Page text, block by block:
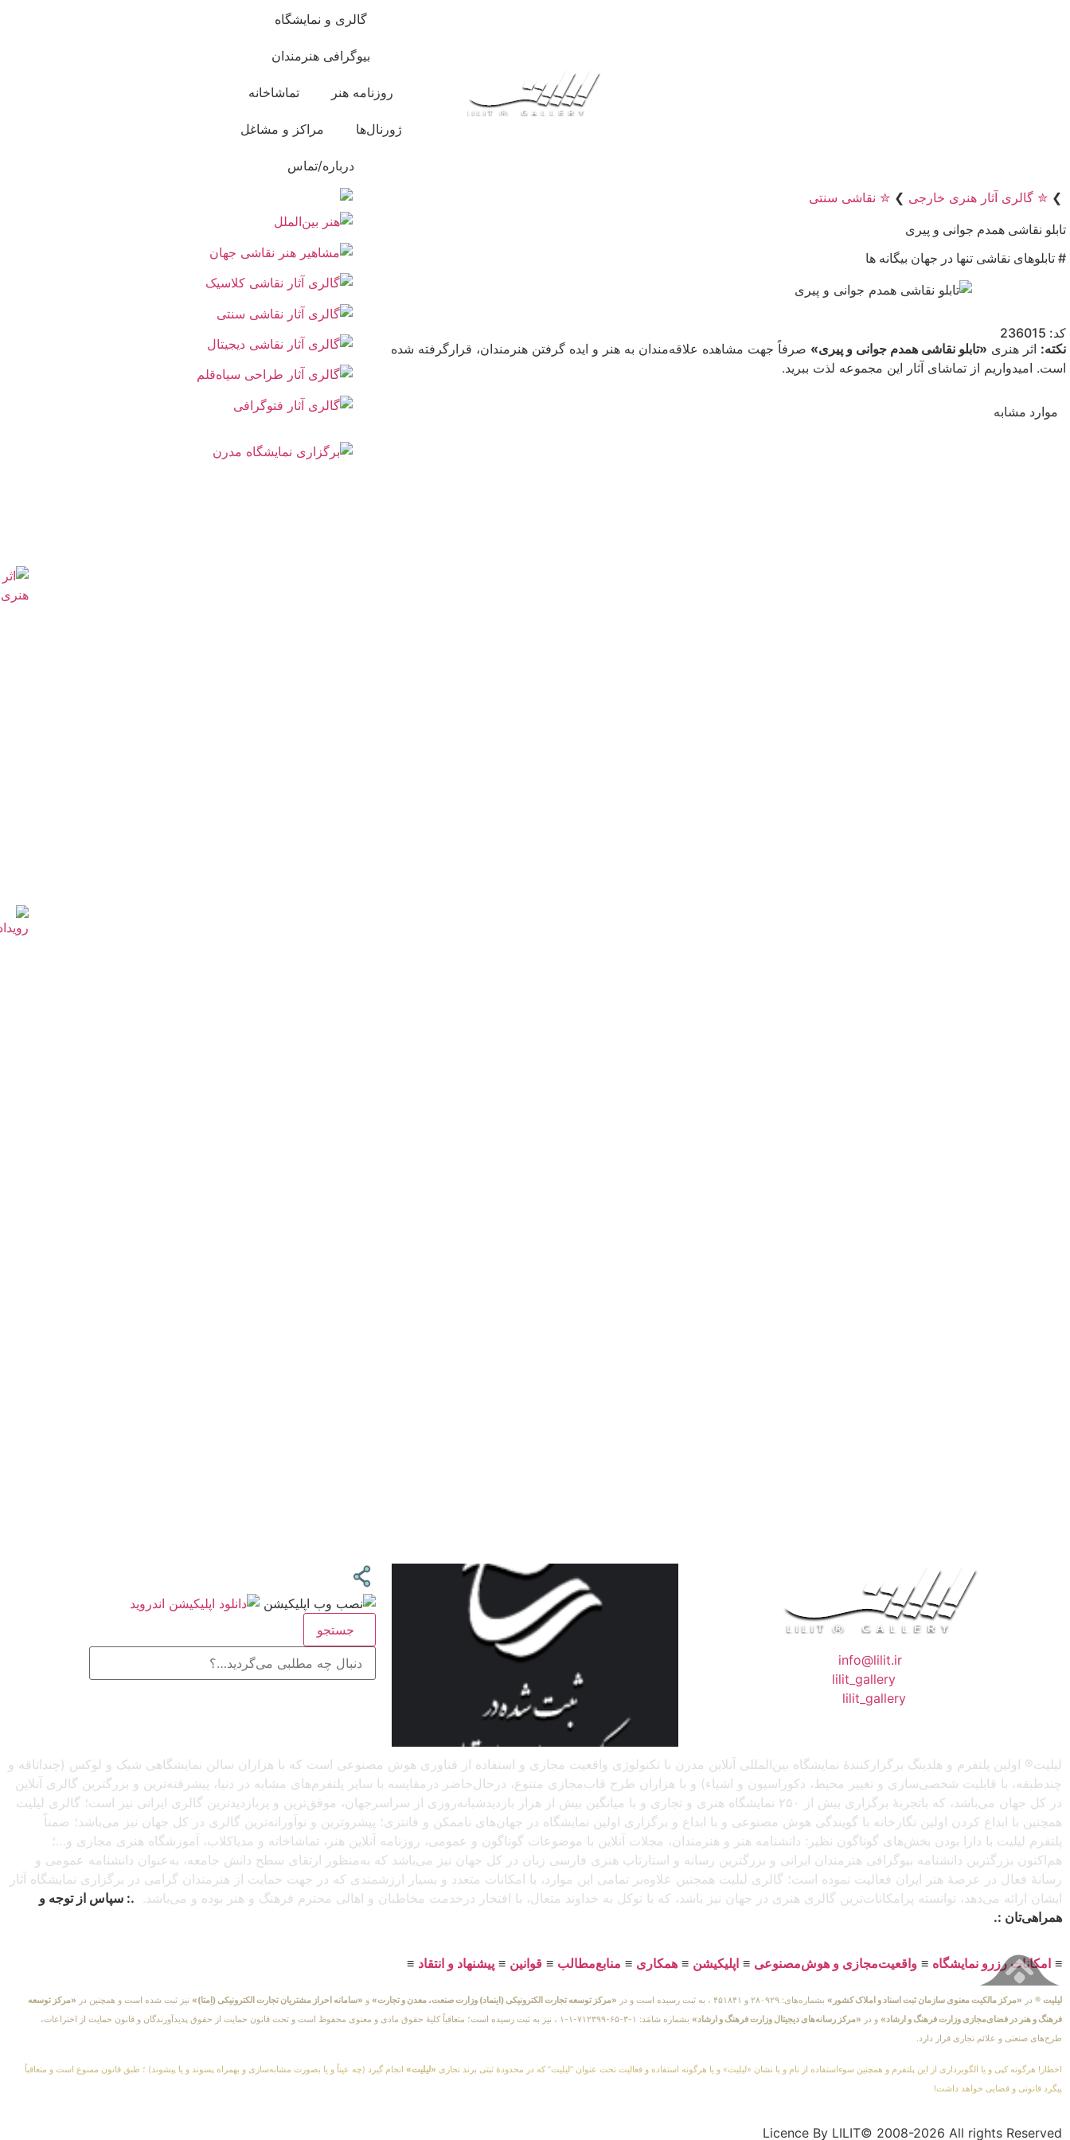
گالری و نمایشگاه
بیوگرافی هنرمندان
روزنامه هنر تماشاخانه
ژورنال‌ها مراکز و مشاغل
درباره/تماس
❯ ✮ گالری آثار هنری خارجی ❯ ✮ نقاشی سنتی
تابلو نقاشی همدم جوانی و پیری
# تابلوهای نقاشی تنها در جهان بیگانه ها
کد: 236015
نکته: اثر هنری «تابلو نقاشی همدم جوانی و پیری» صرفاً جهت مشاهده علاقه‌مندان به هنر و ایده گرفتن هنرمندان، قرارگرفته شده
است. امیدواریم از تماشای آثار این مجموعه لذت ببرید.
موارد مشابه
info@lilit.ir
lilit_gallery
lilit_gallery
جستجو
لیلیت® اولین پلتفرم و هلدینگ برگزارکنندهٔ نمایشگاه بین‌المللی آنلاین مدرن با تکنولوژی واقعیت مجازی و استفاده از فناوری هوش مصنوعی است که با هزاران سالن نمایشگاهی شیک و لوکس (چنداتاقه و
چندطبقه، با قابلیت شخصی‌سازی و تغییر محیط، دکوراسیون و اشیاء) و با هزاران طرح قاب‌مجازی متنوع، درحال‌حاضر درمقایسه با سایر پلتفرم‌های مشابه در دنیا، پیشرفته‌ترین و بزرگترین گالری آنلاین
در کل جهان می‌باشد، که باتجربهٔ برگزاری بیش از ۲۵۰ نمایشگاه هنری و تجاری و با میانگین بیش از هزار بازدیدشبانه‌روزی از سراسرجهان، موفق‌ترین و پربازدیدترین گالری ایرانی نیز است؛ گالری لیلیت
همچنین با ابداع کردن اولین نگارخانه با گویندگی هوش مصنوعی و با ابداع و برگزاری اولین نمایشگاه در جهان‌های ناممکن و فانتزی؛ پیشروترین و نوآورانه‌ترین گالری در کل جهان نیز می‌باشد؛ ضمناً
پلتفرم لیلیت با دارا بودن بخش‌های گوناگون نظیر: دانشنامه هنر و هنرمندان، مجلات آنلاین با موضوعات گوناگون و عمومی، روزنامه آنلاین هنر، تماشاخانه و مدیاکلاب، آموزشگاه هنری مجازی و…؛
هم‌اکنون بزرگترین دانشنامه بیوگرافی هنرمندان ایرانی و بزرگترین رسانه و استارتاپ هنری فارسی زبان در کل جهان نیز می‌باشد که به‌منظور ارتقای سطح دانش جامعه، به‌عنوان دانشنامه عمومی و
رسانهٔ فعال در عرصهٔ هنر ایران فعالیت نموده است؛ گالری لیلیت همچنین علاوه‌بر تمامی این موارد، با امکانات متعدد و بسیار ارزشمندی که در جهت حمایت از هنرمندان گرامی در برگزاری نمایشگاه آثار
ایشان ارائه می‌دهد، توانسته پرامکانات‌ترین گالری هنری در جهان نیز باشد، که با توکل به خداوند متعال، با افتخار درخدمت مخاطبان و اهالی محترم فرهنگ و هنر بوده و می‌باشد. .: سپاس از توجه و
همراهی‌تان :.
≡ امکانات رزرو نمایشگاه ≡ واقعیت‌مجازی و هوش‌مصنوعی ≡ اپلیکیشن ≡ همکاری ≡ منابع‌مطالب ≡ قوانین ≡ پیشنهاد و انتقاد ≡
لیلیت ® در «مرکز مالکیت معنوی سازمان ثبت اسناد و املاک کشور» بشماره‌های: ۲۸۰۹۲۹ و ۴۵۱۸۴۱ ، به ثبت رسیده است و در «مرکز توسعه تجارت الکترونیکی (اینماد) وزارت صنعت، معدن و تجارت» و «سامانه احراز مشتریان تجارت الکترونیکی (اِمتا)» نیز ثبت شده است و همچنین در «مرکز توسعه
فرهنگ و هنر در فضای‌مجازی وزارت فرهنگ و ارشاد» و در «مرکز رسانه‌های دیجیتال وزارت فرهنگ و ارشاد»
بشماره شامَد: ۱-۳-۶۵-۷۱۲۳۹۹-۱-۱ ، نیز به ثبت رسیده است؛ متعاقباً کلیهٔ حقوق مادی و معنوی محفوظ است و تحت قانون حمایت از حقوق پدیدآورندگان و قانون حمایت از اختراعات،
طرح‌های صنعتی و علائم تجاری قرار دارد.
اخطار! هرگونه کپی و یا الگوبرداری از این پلتفرم و همچنین سوءاستفاده از نام و یا نشان «لیلیت» و یا هرگونه استفاده و فعالیت تحت عنوان “لیلیت” که در محدودهٔ ثبتی برند تجاری «لیلیت» انجام گیرد (چه عیناً و یا بصورت مشابه‌سازی و بهمراه پسوند و یا پیشوند) ؛ طبق قانون ممنوع است و متعاقباً
پیگرد قانونی و قضایی خواهد داشت!
Licence By LILIT© 2008-2026 All rights Reserved